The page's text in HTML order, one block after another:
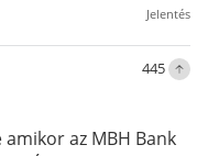
Jelentés
445
az MBH Bank